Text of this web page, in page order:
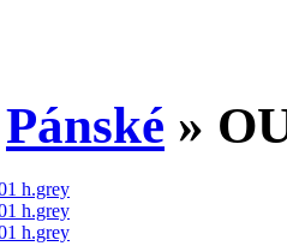
Pánské »